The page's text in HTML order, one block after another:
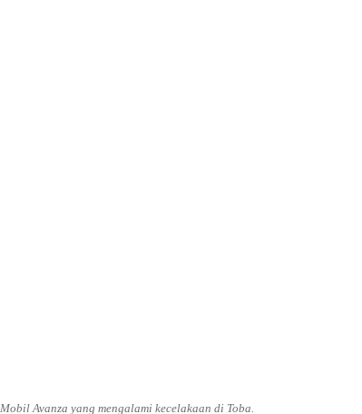
Mobil Avanza yang mengalami kecelakaan di Toba.